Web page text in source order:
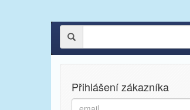
Přihlášení zákazníka